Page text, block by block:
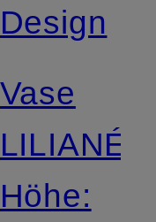
Design
Vase
LILIANÉ
Höhe: